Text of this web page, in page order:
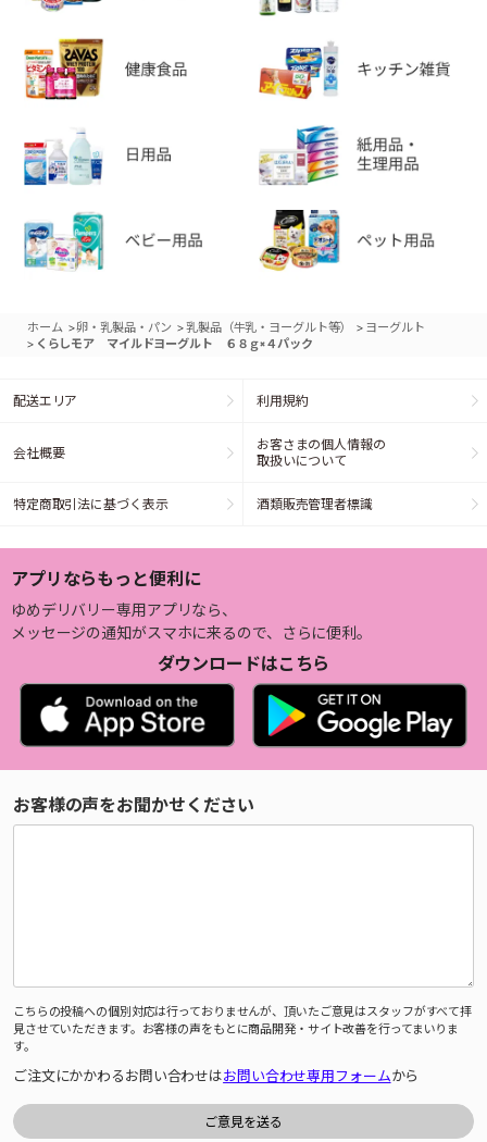
ホーム >卵・乳製品・パン >乳製品（牛乳・ヨーグルト等） > ヨーグルト
> くらしモア マイルドヨーグルト ６８ｇ×４パック
配送エリア 利用規約
会社概要
お客さまの個人情報の
取扱いについて
特定商取引法に基づく表示 酒類販売管理者標識
アプリならもっと便利に
ゆめデリバリー専用アプリなら、
メッセージの通知がスマホに来るので、さらに便利。
ダウンロードはこちら
お客様の声をお聞かせください
こちらの投稿への個別対応は行っておりませんが、頂いたご意見はスタッフがすべて拝
見させていただきます。お客様の声をもとに商品開発・サイト改善を行ってまいりま
す。
ご注文にかかわるお問い合わせはお問い合わせ専用フォームから